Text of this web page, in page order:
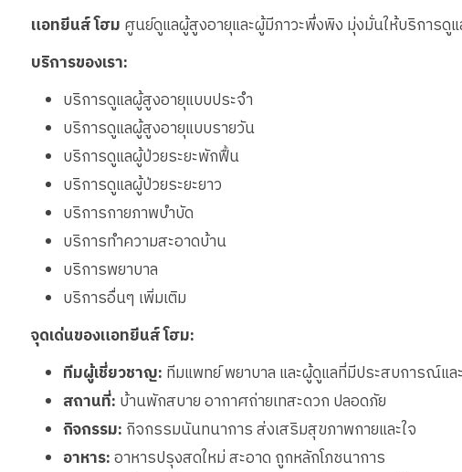
แอทยีนส์ โฮม ศูนย์ดูแลผู้สูงอายุและผู้มีภาวะพึ่งพิง มุ่งมั่นให้บริการดู
บริการของเรา:
บริการดูแลผู้สูงอายุแบบประจำ
บริการดูแลผู้สูงอายุแบบรายวัน
บริการดูแลผู้ป่วยระยะพักฟื้น
บริการดูแลผู้ป่วยระยะยาว
บริการกายภาพบำบัด
บริการทำความสะอาดบ้าน
บริการพยาบาล
บริการอื่นๆ เพิ่มเติม
จุดเด่นของแอทยีนส์ โฮม:
ทีมผู้เชี่ยวชาญ: ทีมแพทย์ พยาบาล และผู้ดูแลที่มีประสบการณ์แล
สถานที่: บ้านพักสบาย อากาศถ่ายเทสะดวก ปลอดภัย
กิจกรรม: กิจกรรมนันทนาการ ส่งเสริมสุขภาพกายและใจ
อาหาร:อาหารปรุงสดใหม่ สะอาด ถูกหลักโภชนาการ